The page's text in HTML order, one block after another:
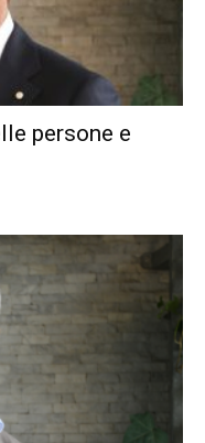
persone e